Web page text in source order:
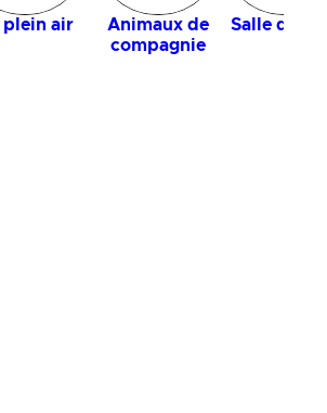
plein air
Animaux de
compagnie
Salle de